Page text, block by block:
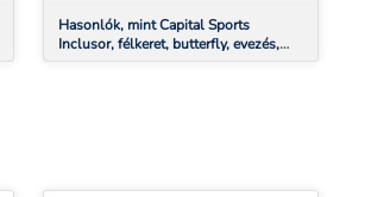
Hasonlók, mint Capital Sports
Inclusor, félkeret, butterfly, evezés,
kábeloszlop, kétkezes súlyzó